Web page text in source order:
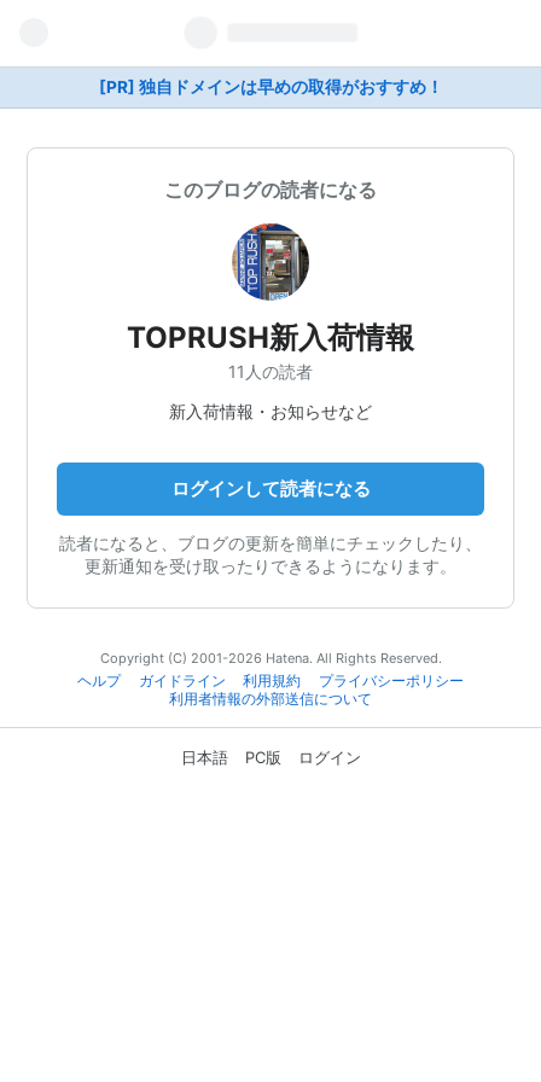
[PR] 独自ドメインは早めの取得がおすすめ！
このブログの読者になる
TOPRUSH新入荷情報
11人の読者
新入荷情報・お知らせなど
ログインして読者になる
読者になると、ブログの更新を簡単にチェックしたり、
更新通知を受け取ったりできるようになります。
Copyright (C) 2001-2026 Hatena. All Rights Reserved.
ヘルプ
ガイドライン 利用規約
プライバシーポリシー
利用者情報の外部送信について
日本語 PC版 ログイン